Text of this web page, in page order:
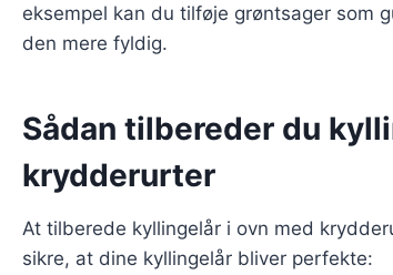
eksempel kan du tilføje grøntsager som
den mere fyldig.
Sådan tilbereder du
krydderurter
At tilberede kyllingelår i ovn med
sikre, at dine kyllingelår bliver perfekte: